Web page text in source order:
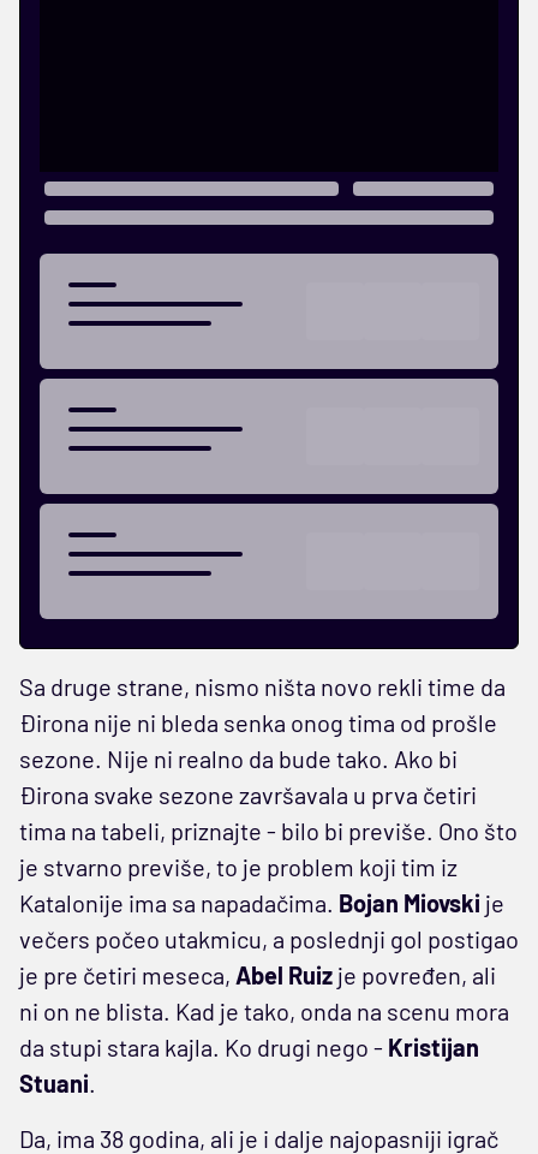
Sa druge strane, nismo ništa novo rekli time da
Đirona nije ni bleda senka onog tima od prošle
sezone. Nije ni realno da bude tako. Ako bi
Đirona svake sezone završavala u prva četiri
tima na tabeli, priznajte - bilo bi previše. Ono što
je stvarno previše, to je problem koji tim iz
Katalonije ima sa napadačima. Bojan Miovski je
večers počeo utakmicu, a poslednji gol postigao
je pre četiri meseca, Abel Ruiz je povređen, ali
ni on ne blista. Kad je tako, onda na scenu mora
da stupi stara kajla. Ko drugi nego - Kristijan
Stuani.
Da, ima 38 godina, ali je i dalje najopasniji igrač